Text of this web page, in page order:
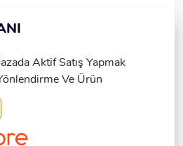
Aktif Satış Yapmak
Ve Ürün
Kiosk Düzeni Ve
Nebim Üzerinden Temel
Stok Ve Ürün